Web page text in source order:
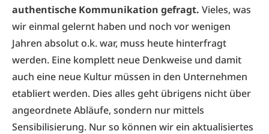
authentische Kommunikation gefragt. Vieles, was
wir einmal gelernt haben und noch vor wenigen
Jahren absolut o.k. war, muss heute hinterfragt
werden. Eine komplett neue Denkweise und damit
auch eine neue Kultur müssen in den Unternehmen
etabliert werden. Dies alles geht übrigens nicht über
angeordnete Abläufe, sondern nur mittels
Sensibilisierung. Nur so können wir ein aktualisiertes